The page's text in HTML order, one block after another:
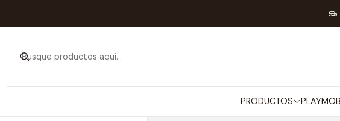
PRODUCTOS